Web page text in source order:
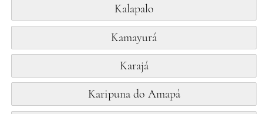
Kalapalo
Kamayurá
Karajá
Karipuna do Amapá